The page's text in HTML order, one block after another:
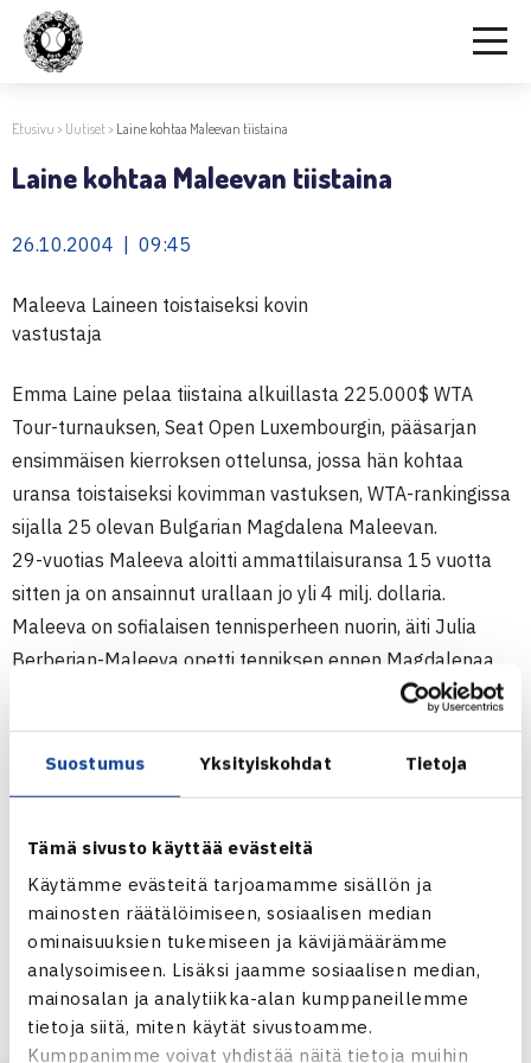
Suostumus Yksityiskohdat Tietoja
Tämä sivusto käyttää evästeitä
Käytämme evästeitä tarjoamamme sisällön ja
mainosten räätälöimiseen, sosiaalisen median
ominaisuuksien tukemiseen ja kävijämäärämme
analysoimiseen. Lisäksi jaamme sosiaalisen median,
mainosalan ja analytiikka-alan kumppaneillemme
tietoja siitä, miten käytät sivustoamme.
Kumppanimme voivat yhdistää näitä tietoja muihin
Etusivu > Uutiset> Laine kohtaa Maleevan tiistaina
Laine kohtaa Maleevan tiistaina
26.10.2004 | 09:45
Maleeva Laineen toistaiseksi kovin
vastustaja
Emma Laine pelaa tiistaina alkuillasta 225.000$ WTA
Tour-turnauksen, Seat Open Luxembourgin, pääsarjan
ensimmäisen kierroksen ottelunsa, jossa hän kohtaa
uransa toistaiseksi kovimman vastuksen, WTA-rankingissa
sijalla 25 olevan Bulgarian Magdalena Maleevan.
29-vuotias Maleeva aloitti ammattilaisuransa 15 vuotta
sitten ja on ansainnut urallaan jo yli 4 milj. dollaria.
Maleeva on sofialaisen tennisperheen nuorin, äiti Julia
Berberian-Maleeva opetti tenniksen ennen Magdalenaa
myös 10 vuotta sitten ammattilaisuransa päättäneelle
Manuela Maleeva-Fragnierelle, 37, ja seitsemän vuotta
sitten kentät jättäneelle Katerina Maleevalle, 35.
Magdalena Maleeva on parhaimmillaan ollut WTA-
Grand Slam-kisoissa neljännellä kierroksella sekä
Ranskan avoimissa että Wimbledonissa. Hän on voittanut
urallaan 10 WTA-turnausta, tämän vuoden helmikuussa
hän oli 1,3 milj.dollarin Pan Pacific -turnauksen finaalissa
Japanissa, jossa hävisi Lindsay Davenportille.
Laine on Luxemburgissa mukana myös nelinpelissä, johon
hän pääsi mukaan niin ikään karsintojen kautta.